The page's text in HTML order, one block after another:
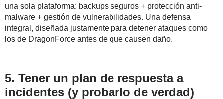
una sola plataforma: backups seguros + protección anti-
malware + gestión de vulnerabilidades. Una defensa
integral, diseñada justamente para detener ataques como
los de DragonForce antes de que causen daño.
5. Tener un plan de respuesta a
incidentes (y probarlo de verdad)